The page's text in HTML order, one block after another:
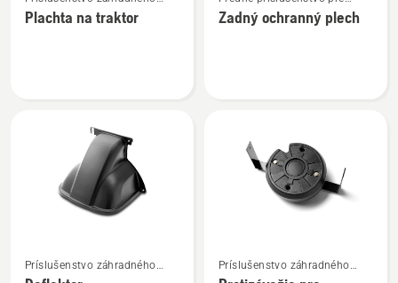
podrobností
traktora
Plachta na traktor
podrobností
kosačky so sediacou
obsluhou
Zadný ochranný plech
viac
Príslušenstvo záhradného
traktora
viac
Príslušenstvo záhradného
traktora